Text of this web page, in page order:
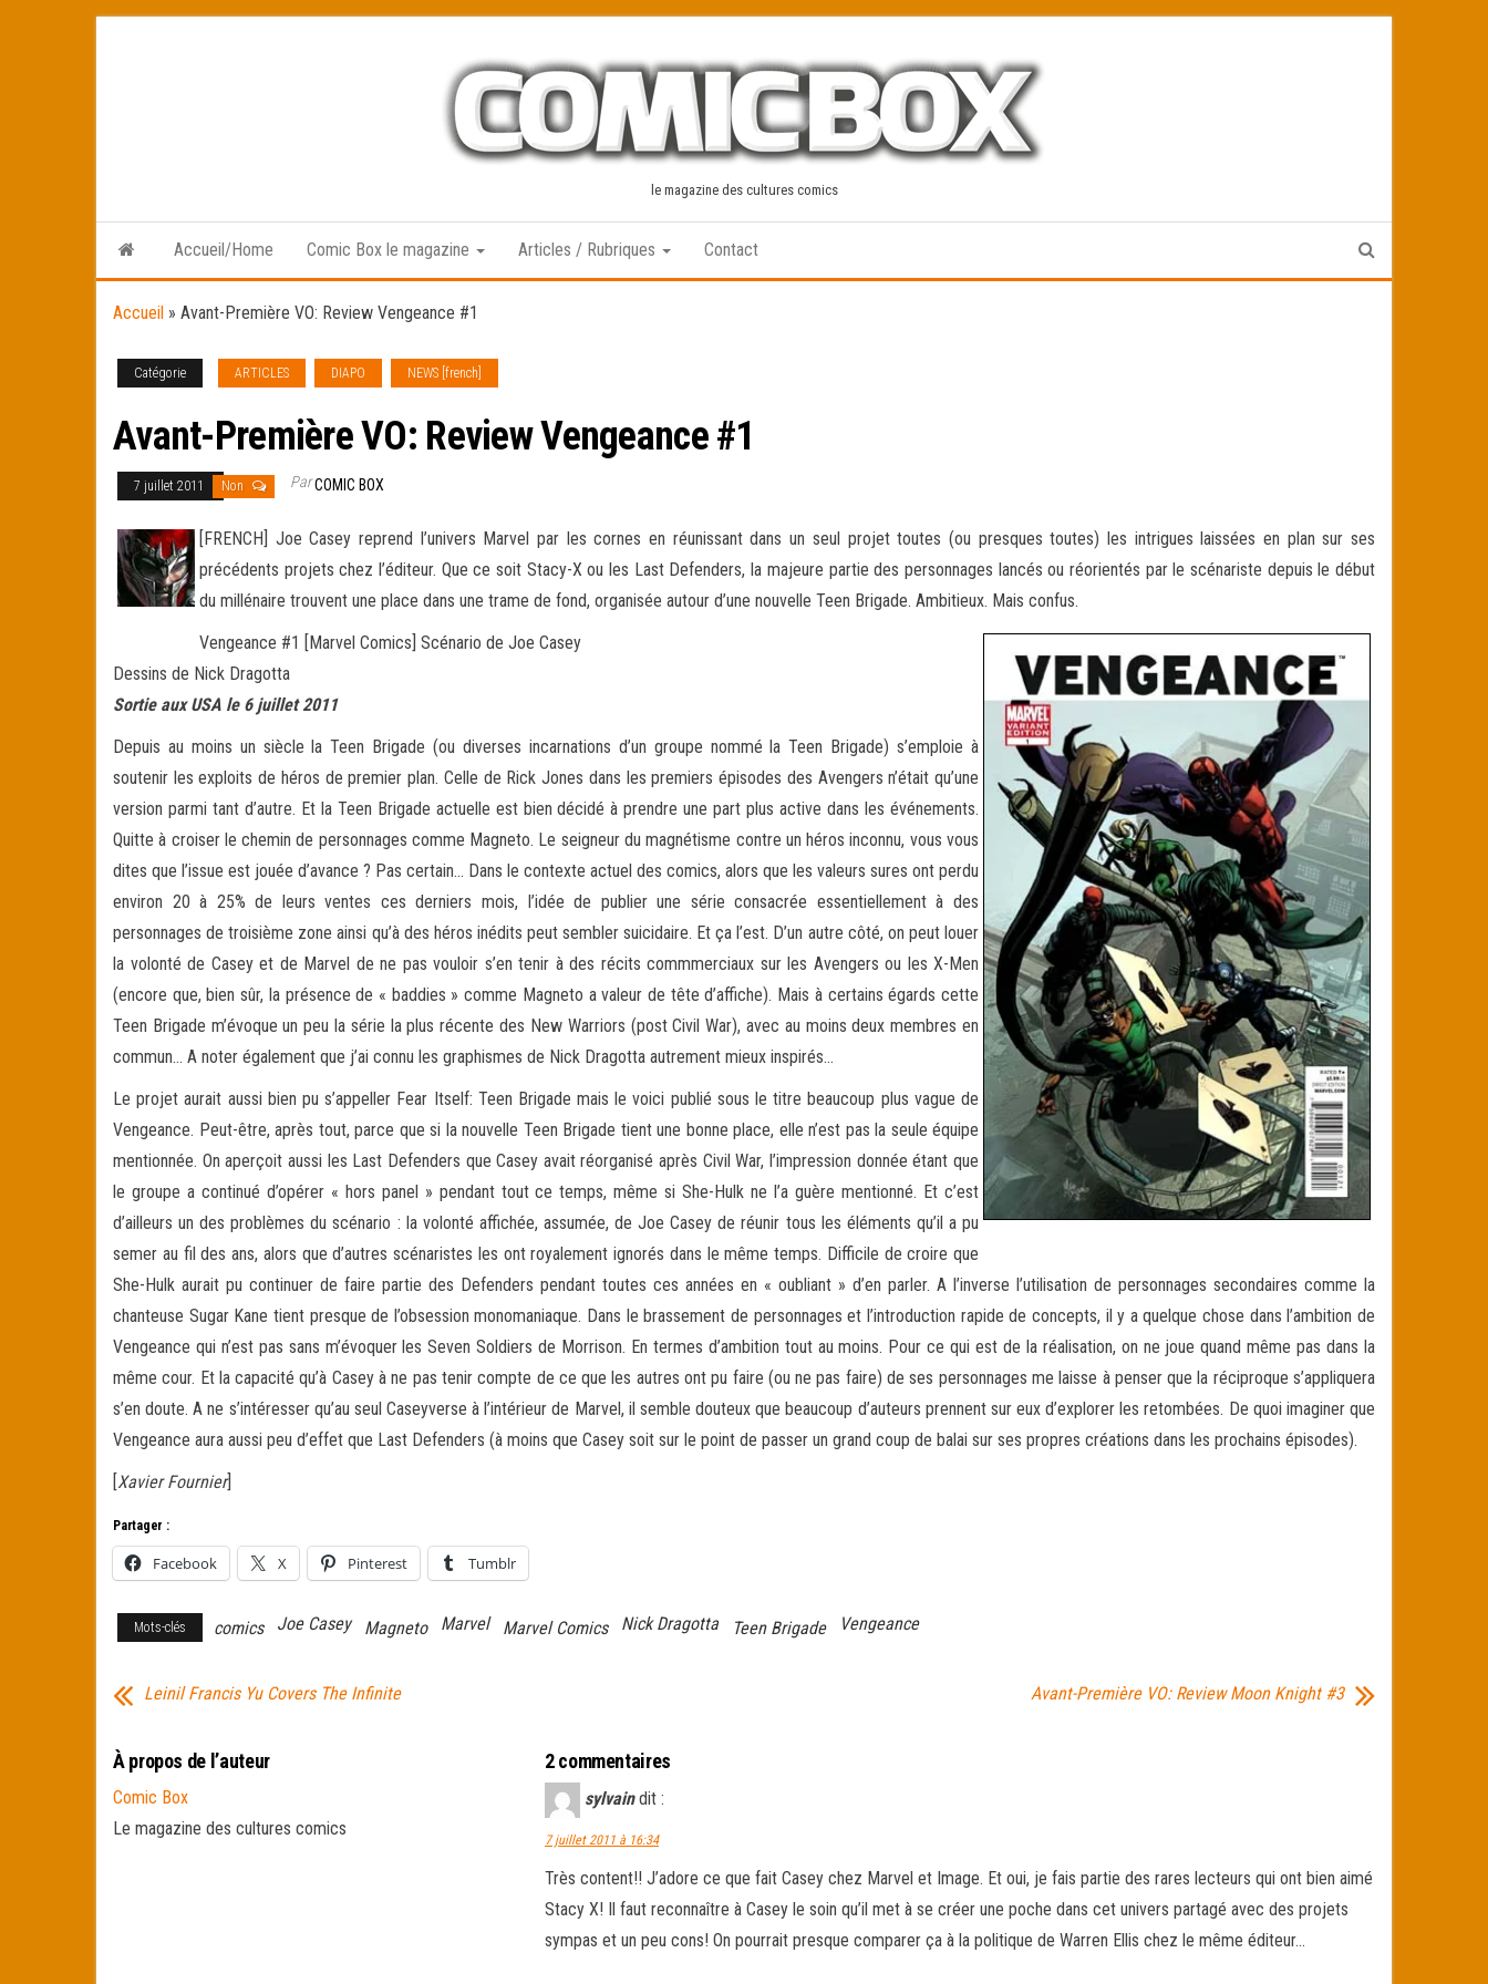
le magazine des cultures comics
Accueil/Home Comic Box le magazine Articles / Rubriques Contact
Accueil » Avant-Première VO: Review Vengeance #1
Catégorie ARTICLES DIAPO NEWS [french]
Avant-Première VO: Review Vengeance #1
7 juillet 2011 Non ParCOMIC BOX
[FRENCH] Joe Casey reprend l’univers Marvel par les cornes en réunissant dans un seul projet toutes (ou presques toutes) les intrigues laissées en plan sur ses
précédents projets chez l’éditeur. Que ce soit Stacy-X ou les Last Defenders, la majeure partie des personnages lancés ou réorientés par le scénariste depuis le début
du millénaire trouvent une place dans une trame de fond, organisée autour d’une nouvelle Teen Brigade. Ambitieux. Mais confus.
Vengeance #1 [Marvel Comics] Scénario de Joe Casey
Dessins de Nick Dragotta
Sortie aux USA le 6 juillet 2011
Depuis au moins un siècle la Teen Brigade (ou diverses incarnations d’un groupe nommé la Teen Brigade) s’emploie à
soutenir les exploits de héros de premier plan. Celle de Rick Jones dans les premiers épisodes des Avengers n’était qu’une
version parmi tant d’autre. Et la Teen Brigade actuelle est bien décidé à prendre une part plus active dans les événements.
Quitte à croiser le chemin de personnages comme Magneto. Le seigneur du magnétisme contre un héros inconnu, vous vous
dites que l’issue est jouée d’avance ? Pas certain… Dans le contexte actuel des comics, alors que les valeurs sures ont perdu
environ 20 à 25% de leurs ventes ces derniers mois, l’idée de publier une série consacrée essentiellement à des
personnages de troisième zone ainsi qu’à des héros inédits peut sembler suicidaire. Et ça l’est. D’un autre côté, on peut louer
la volonté de Casey et de Marvel de ne pas vouloir s’en tenir à des récits commmerciaux sur les Avengers ou les X-Men
(encore que, bien sûr, la présence de « baddies » comme Magneto a valeur de tête d’affiche). Mais à certains égards cette
Teen Brigade m’évoque un peu la série la plus récente des New Warriors (post Civil War), avec au moins deux membres en
commun… A noter également que j’ai connu les graphismes de Nick Dragotta autrement mieux inspirés…
Le projet aurait aussi bien pu s’appeller Fear Itself: Teen Brigade mais le voici publié sous le titre beaucoup plus vague de
Vengeance. Peut-être, après tout, parce que si la nouvelle Teen Brigade tient une bonne place, elle n’est pas la seule équipe
mentionnée. On aperçoit aussi les Last Defenders que Casey avait réorganisé après Civil War, l’impression donnée étant que
le groupe a continué d’opérer « hors panel » pendant tout ce temps, même si She-Hulk ne l’a guère mentionné. Et c’est
d’ailleurs un des problèmes du scénario : la volonté affichée, assumée, de Joe Casey de réunir tous les éléments qu’il a pu
semer au fil des ans, alors que d’autres scénaristes les ont royalement ignorés dans le même temps. Difficile de croire que
She-Hulk aurait pu continuer de faire partie des Defenders pendant toutes ces années en « oubliant » d’en parler. A l’inverse l’utilisation de personnages secondaires comme la
chanteuse Sugar Kane tient presque de l’obsession monomaniaque. Dans le brassement de personnages et l’introduction rapide de concepts, il y a quelque chose dans l’ambition de
Vengeance qui n’est pas sans m’évoquer les Seven Soldiers de Morrison. En termes d’ambition tout au moins. Pour ce qui est de la réalisation, on ne joue quand même pas dans la
même cour. Et la capacité qu’à Casey à ne pas tenir compte de ce que les autres ont pu faire (ou ne pas faire) de ses personnages me laisse à penser que la réciproque s’appliquera
s’en doute. A ne s’intéresser qu’au seul Caseyverse à l’intérieur de Marvel, il semble douteux que beaucoup d’auteurs prennent sur eux d’explorer les retombées. De quoi imaginer que
Vengeance aura aussi peu d’effet que Last Defenders (à moins que Casey soit sur le point de passer un grand coup de balai sur ses propres créations dans les prochains épisodes).
[Xavier Fournier]
Partager :
Facebook X Pinterest Tumblr
Mots-clés comics Joe Casey Magneto Marvel Marvel Comics Nick Dragotta Teen Brigade Vengeance
Leinil Francis Yu Covers The Infinite Avant-Première VO: Review Moon Knight #3
À propos de l’auteur
Comic Box
Le magazine des cultures comics
2 commentaires
sylvain dit :
7 juillet 2011 à 16:34
Très content!! J’adore ce que fait Casey chez Marvel et Image. Et oui, je fais partie des rares lecteurs qui ont bien aimé
Stacy X! Il faut reconnaître à Casey le soin qu’il met à se créer une poche dans cet univers partagé avec des projets
sympas et un peu cons! On pourrait presque comparer ça à la politique de Warren Ellis chez le même éditeur…